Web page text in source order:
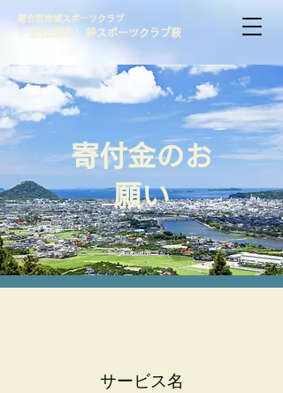
一般社団法人 絆スポーツクラブ萩
総合型地域スポーツクラブ
寄付金のお
願い
サービス名